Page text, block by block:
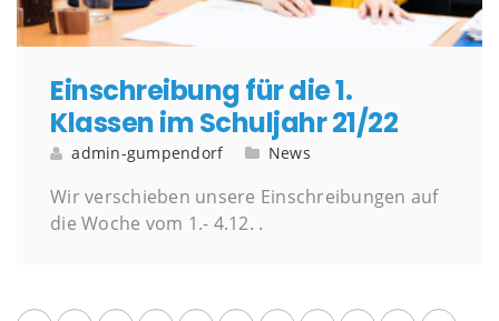
Einschreibung für die 1.
Klassen im Schuljahr 21/22
admin-gumpendorf News
Wir verschieben unsere Einschreibungen auf
die Woche vom 1.- 4.12. .